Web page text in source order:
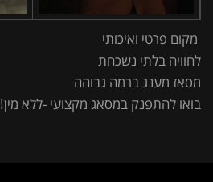
מקום פרטי ואיכותי
לחוויה בלתי נשכחת
מסאז מענג ברמה גבוהה
בואו להתפנק במסאג מקצועי -ללא מין!